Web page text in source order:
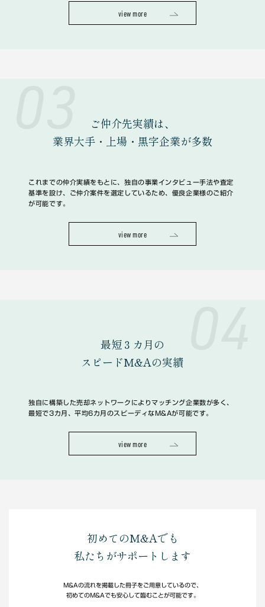
view more
ご仲介先実績は、
業界大手・上場・黒字企業が多数
これまでの仲介実績をもとに、独自の事業インタビュー手法や査定
基準を設け、ご仲介案件を選定しているため、優良企業様のご紹介
が可能です。
view more
最短３カ月の
スピードM&Aの実績
独自に構築した売却ネットワークによりマッチング企業数が多く、
最短で3カ月、平均6カ月のスピーディなM&Aが可能です。
view more
初めてのM&Aでも
私たちがサポートします
M&Aの流れを掲載した冊子をご用意しているので、
初めてのM&Aでも安心して臨むことが可能です。